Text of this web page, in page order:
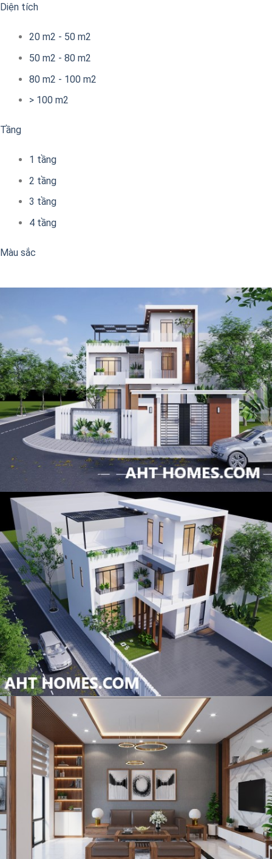
Diện tích
20 m2 - 50 m2
50 m2 - 80 m2
80 m2 - 100 m2
> 100 m2
Tầng
1 tầng
2 tầng
3 tầng
4 tầng
Màu sắc